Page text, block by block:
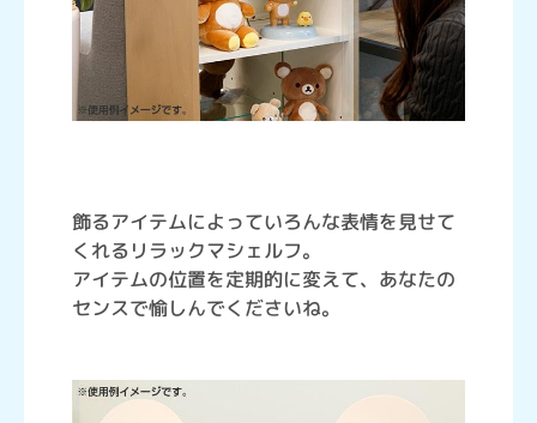
飾るアイテムによっていろんな表情を見せて
くれるリラックマシェルフ。
アイテムの位置を定期的に変えて、あなたの
センスで愉しんでくださいね。